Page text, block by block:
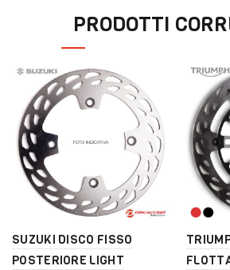
opzioni
possono
essere
scelte
nella
pagina
prodotto
PRODOTTI
SUZUKI DISCO FISSO
POSTERIORE LIGHT